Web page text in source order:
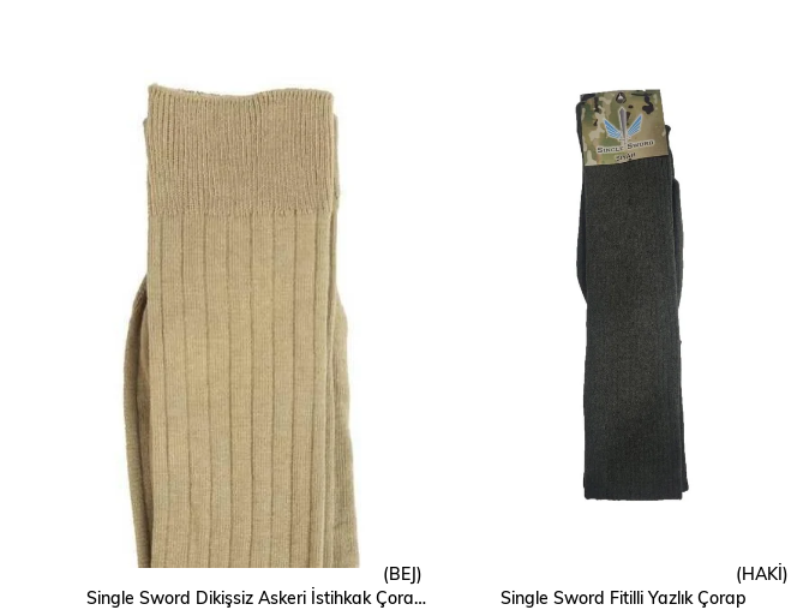
SEPETE EKLE
Single Sword Dikişsiz Askeri İstihkak Çorap 4 Mevsim
(BEJ)
SEPETE EKLE
Single Sword Fitilli Yazlık Çorap
(HAKİ)